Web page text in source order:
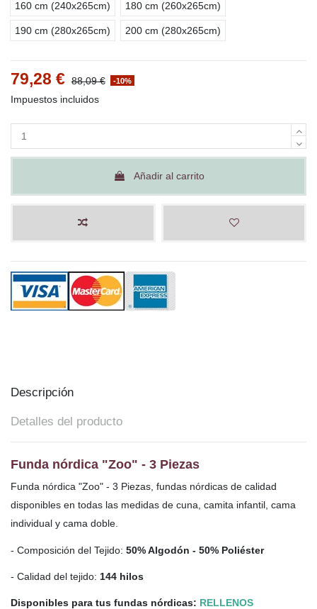
160 cm (240x265cm) 180 cm (260x265cm)
190 cm (280x265cm) 200 cm (280x265cm)
79,28 € 88,09 € -10%
Impuestos incluidos
Añadir al carrito
Descripción
Detalles del producto
Funda nórdica "Zoo" - 3 Piezas
Funda nórdica "Zoo" - 3 Piezas, fundas nórdicas de calidad
disponibles en todas las medidas de cuna, camita infantil, cama
individual y cama doble.
- Composición del Tejido: 50% Algodón - 50% Poliéster
- Calidad del tejido: 144 hilos
Disponibles para tus fundas nórdicas: RELLENOS